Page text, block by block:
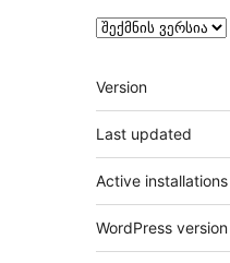
მეტა
Version
Last updated
Active installations
WordPress version